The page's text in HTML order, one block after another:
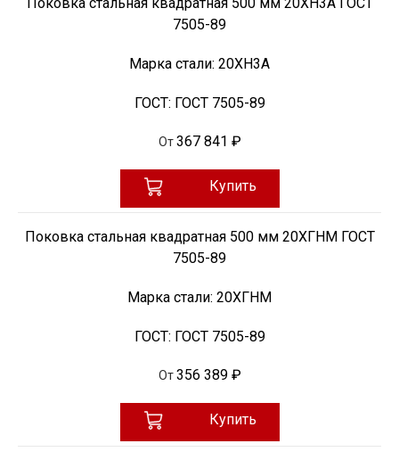
7505-89
Марка стали: 20ХН3А
ГОСТ: ГОСТ 7505-89
От 367 841 ₽
Купить
Поковка стальная квадратная 500 мм 20ХГНМ ГОСТ
7505-89
Марка стали: 20ХГНМ
ГОСТ: ГОСТ 7505-89
От 356 389 ₽
Купить